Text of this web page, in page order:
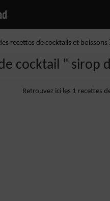
recettes de cocktails et boissons
cocktail " sirop
Retrouvez ici les 1 recettes